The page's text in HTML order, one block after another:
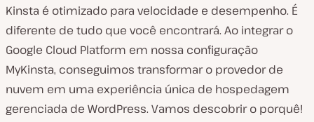
Kinsta é otimizado para velocidade e desempenho. É
diferente de tudo que você encontrará. Ao integrar o
Google Cloud Platform em nossa configuração
MyKinsta, conseguimos transformar o provedor de
nuvem em uma experiência única de hospedagem
gerenciada de WordPress. Vamos descobrir o porquê!